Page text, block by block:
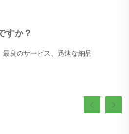
すか？
良のサービス、迅速な納品